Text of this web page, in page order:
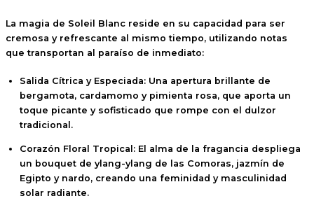
La magia de Soleil Blanc reside en su capacidad para ser
cremosa y refrescante al mismo tiempo, utilizando notas
que transportan al paraíso de inmediato:
Salida Cítrica y Especiada: Una apertura brillante de
bergamota, cardamomo y pimienta rosa, que aporta un
toque picante y sofisticado que rompe con el dulzor
tradicional.
Corazón Floral Tropical: El alma de la fragancia despliega
un bouquet de ylang-ylang de las Comoras, jazmín de
Egipto y nardo, creando una feminidad y masculinidad
solar radiante.